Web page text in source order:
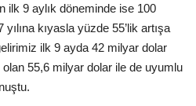
ilk 9 aylık döneminde ise 100
kıyasla yüzde 55’lik artışa
ilk 9 ayda 42 milyar dolar
55,6 milyar dolar ile de uyumlu